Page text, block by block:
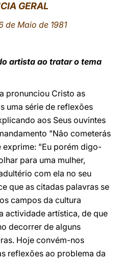
GERAL
de Maio de 1981
artista ao tratar o tema
pronunciou Cristo as
uma série de reflexões
aos Seus ouvintes
"Não cometerás
exprime: "Eu porém digo-
para uma mulher,
com ela no seu
que as citadas palavras se
campos da cultura
actividade artística, de que
decorrer de alguns
Hoje convém-nos
reflexões ao problema da